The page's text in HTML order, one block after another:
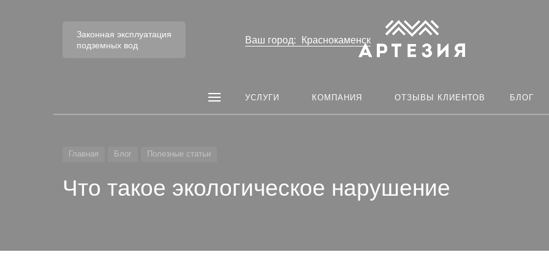
Законная эксплуатация
подземных вод
Ваш город: Краснокаменск
УСЛУГИ КОМПАНИЯ ОТЗЫВЫ КЛИЕНТОВ БЛОГ
Главная Блог Полезные статьи
Что такое экологическое нарушение